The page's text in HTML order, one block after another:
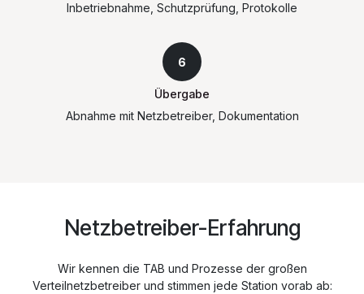
Inbetriebnahme, Schutzprüfung, Protokolle
6
Übergabe
Abnahme mit Netzbetreiber, Dokumentation
Netzbetreiber-Erfahrung
Wir kennen die TAB und Prozesse der großen
Verteilnetzbetreiber und stimmen jede Station vorab ab: